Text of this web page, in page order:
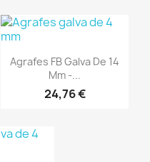
Aperçu rapide
Agrafes FB Galva De 14
Mm -...
24,76 €